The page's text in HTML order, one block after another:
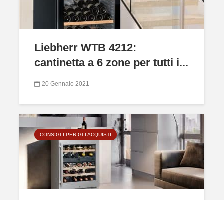
Liebherr WTB 4212:
cantinetta a 6 zone per tutti i...
20 Gennaio 2021
CONSIGLI PER GLI ACQUISTI